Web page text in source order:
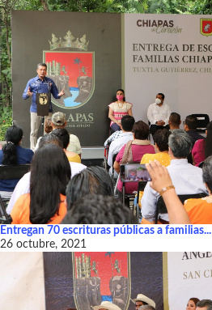
Entregan 70 escrituras públicas a familias...
26 octubre, 2021